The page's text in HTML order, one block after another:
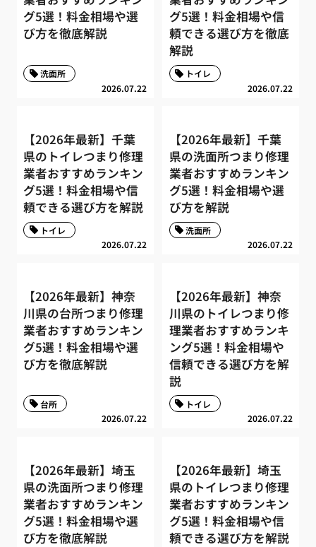
グ5選！料金相場や選
び方を徹底解説
2026.07.22
洗面所
グ5選！料金相場や信
頼できる選び方を徹底
解説
2026.07.22
トイレ
【2026年最新】千葉
県のトイレつまり修理
業者おすすめランキン
グ5選！料金相場や信
頼できる選び方を解説
2026.07.22
トイレ
【2026年最新】千葉
県の洗面所つまり修理
業者おすすめランキン
グ5選！料金相場や選
び方を解説
2026.07.22
洗面所
【2026年最新】神奈
川県の台所つまり修理
業者おすすめランキン
グ5選！料金相場や選
び方を徹底解説
2026.07.22
台所
【2026年最新】神奈
川県のトイレつまり修
理業者おすすめランキ
ング5選！料金相場や
信頼できる選び方を解
説
2026.07.22
トイレ
【2026年最新】埼玉
県の洗面所つまり修理
業者おすすめランキン
グ5選！料金相場や選
び方を徹底解説
【2026年最新】埼玉
県のトイレつまり修理
業者おすすめランキン
グ5選！料金相場や信
頼できる選び方を解説